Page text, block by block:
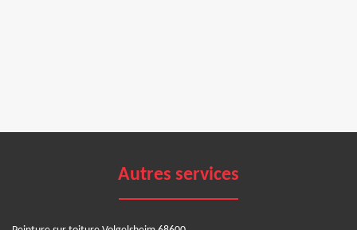
Autres services